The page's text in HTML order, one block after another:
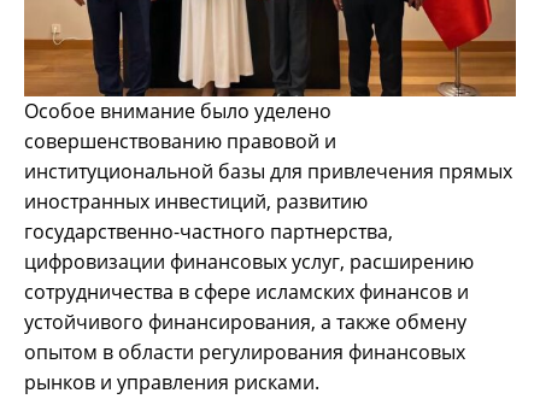
Особое внимание было уделено
совершенствованию правовой и
институциональной базы для привлечения прямых
иностранных инвестиций, развитию
государственно-частного партнерства,
цифровизации финансовых услуг, расширению
сотрудничества в сфере исламских финансов и
устойчивого финансирования, а также обмену
опытом в области регулирования финансовых
рынков и управления рисками.